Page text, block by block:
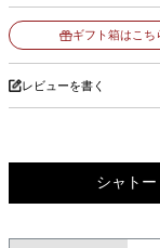
ギフト箱はこち
レビューを書く
シャト